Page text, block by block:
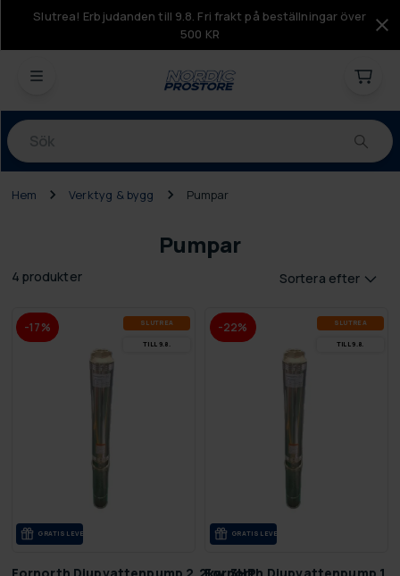
Slutrea! Erbjudanden till 9.8. Fri frakt på beställningar över
500 KR
Produkter
Hem Verktyg & bygg Pumpar
Pumpar
4 produkter Sortera efter
-17% SLUT­REA
TILL 9.8.
GRA­TIS LE­VE­RANS
-22% SLUT­REA
TILL 9.8.
GRA­TIS LE­VE­RANS